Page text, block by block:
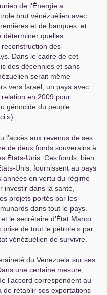
de l’Énergie a
brut vénézuélien avec
et de banques, et
déterminer quelles
des
Dans le cadre de cet
des décennies et sans
serait même
vers Israël, un pays avec
en 2009 pour
génocide du peuple
»).
l’accès aux revenus de ses
de deux fonds souverains à
États-Unis. Ces fonds, bien
Unis, fournissent au pays
en vertu du régime
investir dans la santé,
projets portés par les
dans tout le pays.
le secrétaire d’État Marco
prise de tout le pétrole» par
vénézuélien de survivre.
du Venezuela sur ses
une certaine mesure,
l’accord correspondent au
de rétablir ses exportations